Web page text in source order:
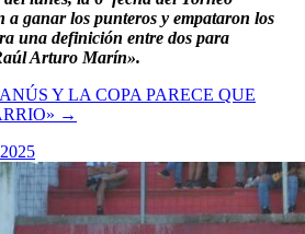
a ganar los punteros y empataron los
una definición entre dos para
Arturo Marín».
Y LA COPA PARECE QUE
→